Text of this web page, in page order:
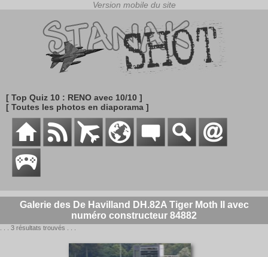
[ Top Quiz 10 : RENO avec 10/10 ]
[ Toutes les photos en diaporama ]
Galerie des De Havilland DH.82A Tiger Moth II avec
numéro constructeur 84882
. . . 3 résultats trouvés . . .